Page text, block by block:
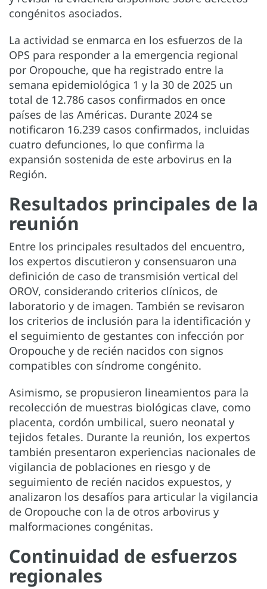
congénitos asociados.
La actividad se enmarca en los esfuerzos de la
OPS para responder a la emergencia regional
por Oropouche, que ha registrado entre la
semana epidemiológica 1 y la 30 de 2025 un
total de 12.786 casos confirmados en once
países de las Américas. Durante 2024 se
notificaron 16.239 casos confirmados, incluidas
cuatro defunciones, lo que confirma la
expansión sostenida de este arbovirus en la
Región.
Resultados principales de la
reunión
Entre los principales resultados del encuentro,
los expertos discutieron y consensuaron una
definición de caso de transmisión vertical del
OROV, considerando criterios clínicos, de
laboratorio y de imagen. También se revisaron
los criterios de inclusión para la identificación y
el seguimiento de gestantes con infección por
Oropouche y de recién nacidos con signos
compatibles con síndrome congénito.
Asimismo, se propusieron lineamientos para la
recolección de muestras biológicas clave, como
placenta, cordón umbilical, suero neonatal y
tejidos fetales. Durante la reunión, los expertos
también presentaron experiencias nacionales de
vigilancia de poblaciones en riesgo y de
seguimiento de recién nacidos expuestos, y
analizaron los desafíos para articular la vigilancia
de Oropouche con la de otros arbovirus y
malformaciones congénitas.
Continuidad de esfuerzos
regionales